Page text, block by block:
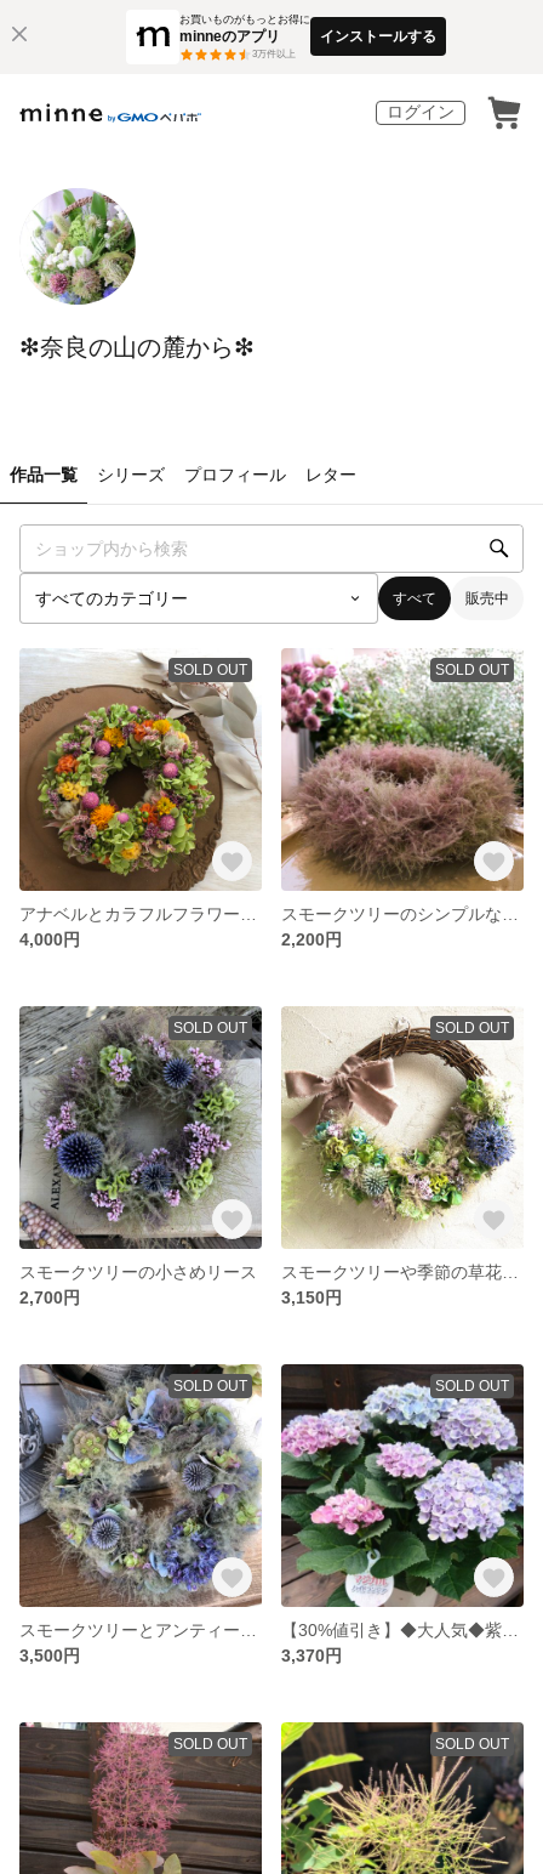
お買いものがもっとお得に
minneのアプリ
3万件以上
インストールする
ログイン
❇︎奈良の山の麓から❇︎
作品一覧 シリーズ プロフィール レター
すべて 販売中
SOLD OUT
4,000円
SOLD OUT
2,200円
SOLD OUT
スモークツリーの小さめリース
2,700円
SOLD OUT
3,150円
SOLD OUT
3,500円
SOLD OUT
3,370円
SOLD OUT SOLD OUT